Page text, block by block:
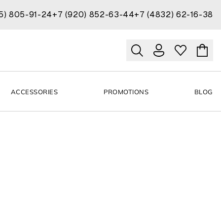
805-91-24+7 (920) 852-63-44+7 (4832) 62-16-38
ACCESSORIES PROMOTIONS BLOG